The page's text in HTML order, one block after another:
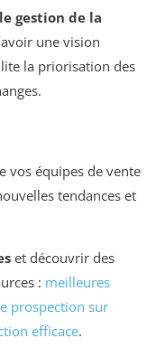
gestion de la
une vision
la priorisation des
vos équipes de vente
tendances et
et découvrir des
: meilleures
prospection sur
efficace.